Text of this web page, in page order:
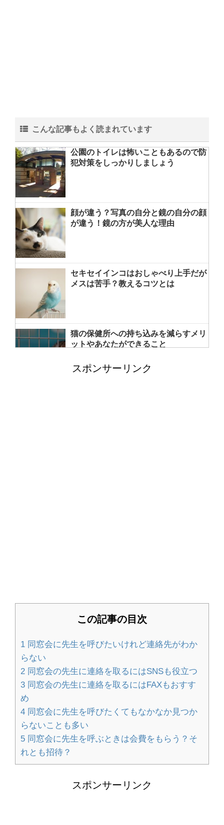
こんな記事もよく読まれています
公園のトイレは怖いこともあるので防
犯対策をしっかりしましょう
顔が違う？写真の自分と鏡の自分の顔
が違う！鏡の方が美人な理由
セキセイインコはおしゃべり上手だが
メスは苦手？教えるコツとは
猫の保健所への持ち込みを減らすメリ
ットやあなたができること
材の違いを比較
やり方とポイント
へ。大学で勉強する意味
スポンサーリンク
この記事の目次
1 同窓会に先生を呼びたいけれど連絡先がわか
らない
2 同窓会の先生に連絡を取るにはSNSも役立つ
3 同窓会の先生に連絡を取るにはFAXもおすす
め
4 同窓会に先生を呼びたくてもなかなか見つか
らないことも多い
5 同窓会に先生を呼ぶときは会費をもらう？そ
れとも招待？
スポンサーリンク